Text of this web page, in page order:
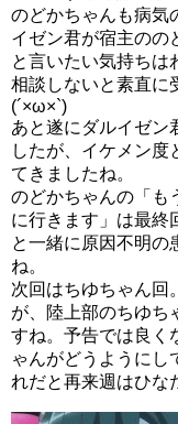
のどかちゃんも病気
イゼン君が宿主のの
と言いたい気持ちは
相談しないと素直に
(´×ω×`)
あと遂にダルイゼン
したが、イケメン度
てきましたね。
のどかちゃんの「も
に行きます」は最終
と一緒に原因不明の
ね。
次回はちゆちゃん回
が、陸上部のちゆち
すね。予告では良く
ゃんがどうようにし
れだと再来週はひな